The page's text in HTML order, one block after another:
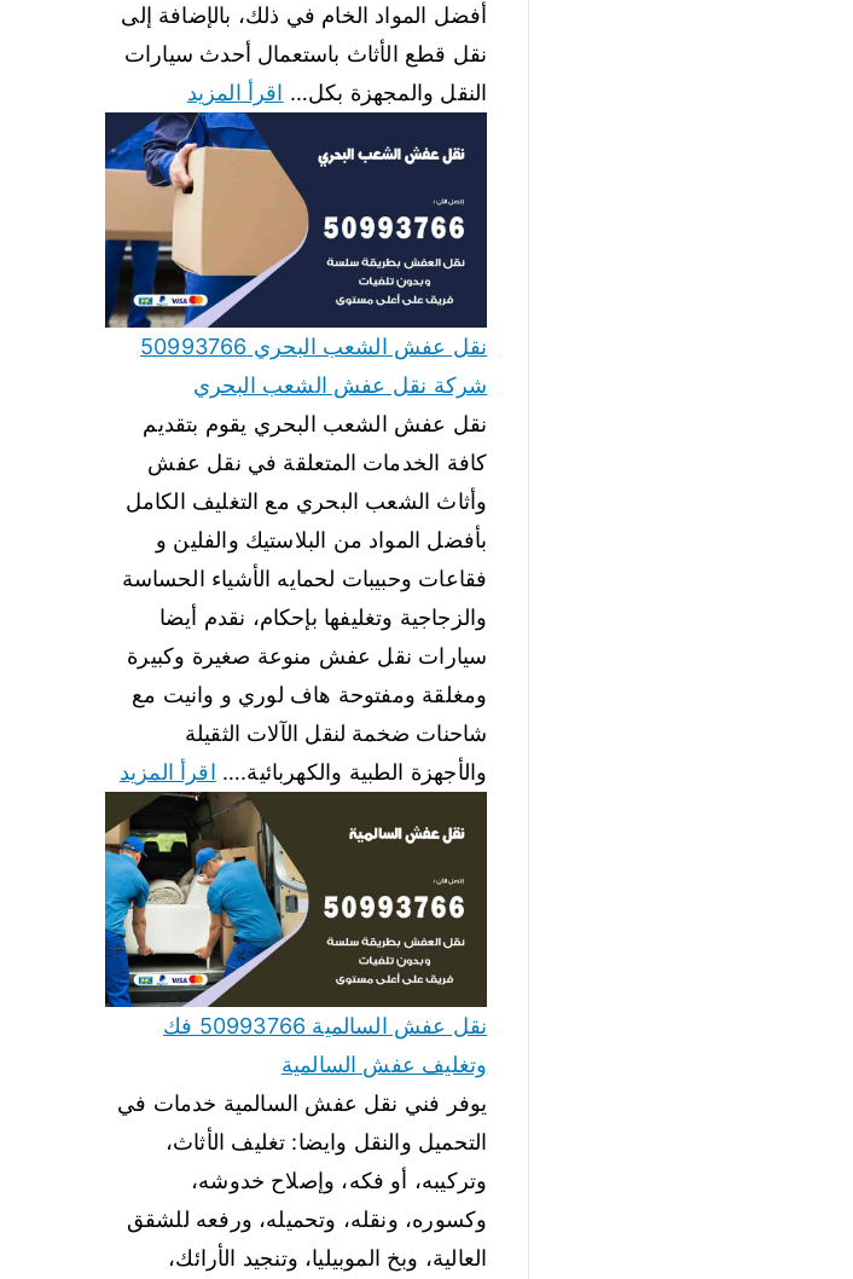
أفضل المواد الخام في ذلك، بالإضافة إلى
نقل قطع الأثاث باستعمال أحدث سيارات
النقل والمجهزة بكل… اقرأ المزيد
نقل عفش الشعب البحري 50993766
شركة نقل عفش الشعب البحري
نقل عفش الشعب البحري يقوم بتقديم
كافة الخدمات المتعلقة في نقل عفش
وأثاث الشعب البحري مع التغليف الكامل
بأفضل المواد من البلاستيك والفلين و
فقاعات وحبيبات لحمايه الأشياء الحساسة
والزجاجية وتغليفها بإحكام، نقدم أيضا
سيارات نقل عفش منوعة صغيرة وكبيرة
ومغلقة ومفتوحة هاف لوري و وانيت مع
شاحنات ضخمة لنقل الآلات الثقيلة
والأجهزة الطبية والكهربائية.… اقرأ المزيد
نقل عفش السالمية 50993766 فك
وتغليف عفش السالمية
يوفر فني نقل عفش السالمية خدمات في
التحميل والنقل وايضا: تغليف الأثاث،
وتركيبه، أو فكه، وإصلاح خدوشه،
وكسوره، ونقله، وتحميله، ورفعه للشقق
العالية، وبخ الموبيليا، وتنجيد الأرائك،